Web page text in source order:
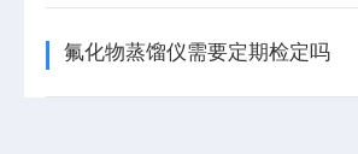
氟化物蒸馏仪需要定期检定吗